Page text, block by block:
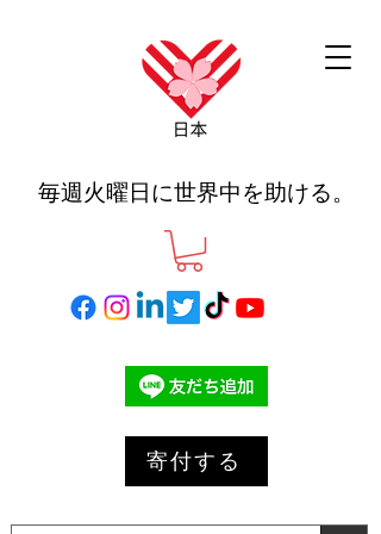
毎週火曜日に世界中を助ける。
寄付する